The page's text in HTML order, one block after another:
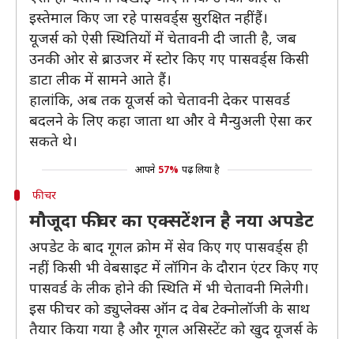
इस्तेमाल किए जा रहे पासवर्ड्स सुरक्षित नहीं हैं।
यूजर्स को ऐसी स्थितियों में चेतावनी दी जाती है, जब
उनकी ओर से ब्राउजर में स्टोर किए गए पासवर्ड्स किसी
डाटा लीक में सामने आते हैं।
हालांकि, अब तक यूजर्स को चेतावनी देकर पासवर्ड
बदलने के लिए कहा जाता था और वे मैन्युअली ऐसा कर
सकते थे।
आपने 57% पढ़ लिया है
फीचर
मौजूदा फीचर का एक्सटेंशन है नया अपडेट
अपडेट के बाद गूगल क्रोम में सेव किए गए पासवर्ड्स ही
नहीं, किसी भी वेबसाइट में लॉगिन के दौरान एंटर किए गए
पासवर्ड के लीक होने की स्थिति में भी चेतावनी मिलेगी।
इस फीचर को ड्युप्लेक्स ऑन द वेब टेक्नोलॉजी के साथ
तैयार किया गया है और गूगल असिस्टेंट को खुद यूजर्स के